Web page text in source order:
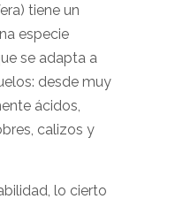
tiene un
especie
se adapta a
desde muy
ácidos,
calizos y
lo cierto